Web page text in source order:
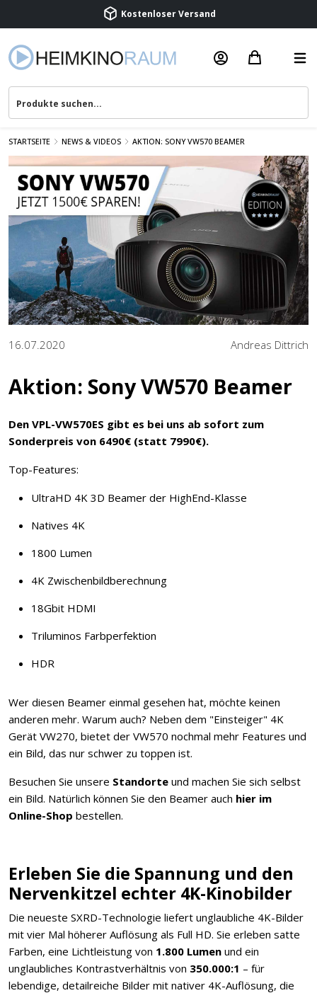
Kostenloser Versand
Beratung & Service
STARTSEITE NEWS & VIDEOS AKTION: SONY VW570 BEAMER
16.07.2020 Andreas Dittrich
Aktion: Sony VW570 Beamer
Den VPL-VW570ES gibt es bei uns ab sofort zum
Sonderpreis von 6490€ (statt 7990€).
Top-Features:
UltraHD 4K 3D Beamer der HighEnd-Klasse
Natives 4K
1800 Lumen
4K Zwischenbildberechnung
18Gbit HDMI
Triluminos Farbperfektion
HDR
Wer diesen Beamer einmal gesehen hat, möchte keinen
anderen mehr. Warum auch? Neben dem "Einsteiger" 4K
Gerät VW270, bietet der VW570 nochmal mehr Features und
ein Bild, das nur schwer zu toppen ist.
Besuchen Sie unsere Standorte und machen Sie sich selbst
ein Bild. Natürlich können Sie den Beamer auch hier im
Online-Shop bestellen.
Erleben Sie die Spannung und den
Nervenkitzel echter 4K-Kinobilder
Die neueste SXRD-Technologie liefert unglaubliche 4K-Bilder
mit vier Mal höherer Auflösung als Full HD. Sie erleben satte
Farben, eine Lichtleistung von 1.800 Lumen und ein
unglaubliches Kontrastverhältnis von 350.000:1 – für
lebendige, detailreiche Bilder mit nativer 4K-Auflösung, die